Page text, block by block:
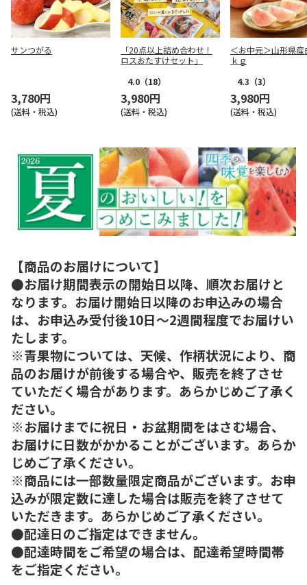
サンつがる
3,780円
(送料・税込)
「20点以上詰め合わせ！
ロスおたすけセット」
4.0 （18）
3,980円
(送料・税込)
＜お中元＞山形県産
ｋｇ
4.3 （3）
3,980円
(送料・税込)
【商品のお届けについて】
●お届け期間表示の開始日以降、順次お届けと
なります。お届け開始日以降のお申込みの場合
は、お申込み受付後10日～2週間程度でお届けい
たします。
※青果物については、天候、作柄状況により、商
品のお届けが前後する場合や、販売を終了させ
ていただく場合があります。あらかじめご了承く
ださい。
※お届けまでに祝日・お盆期間をはさむ場合、
お届けに日数がかかることがございます。あらか
じめご了承ください。
※商品には一部数量限定商品がございます。お申
込みが限定数に達した場合は販売を終了させて
いただきます。あらかじめご了承ください。
●配達日のご指定はできません。
●配達時間をご希望の場合は、配達希望時間帯
をご指定ください。